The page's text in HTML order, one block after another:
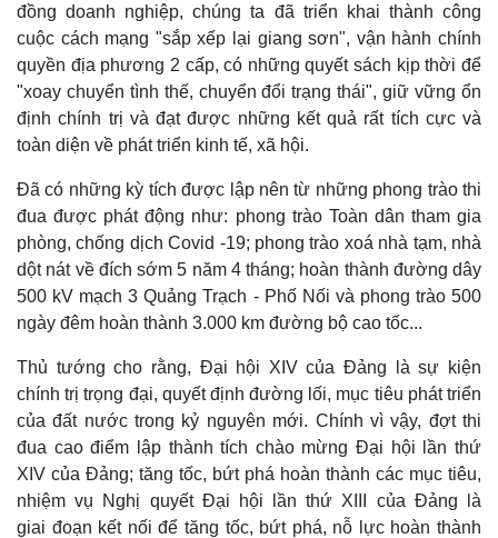
Thế giới
Quan sát
Cuộc sống đó đây
Hồ sơ
Multimedia
Video
Ảnh
E-Magazine
Infographic
đồng doanh nghiệp, chúng ta đã triển khai thành công
cuộc cách mạng "sắp xếp lại giang sơn", vận hành chính
quyền địa phương 2 cấp, có những quyết sách kịp thời để
"xoay chuyển tình thế, chuyển đổi trạng thái", giữ vững ổn
định chính trị và đạt được những kết quả rất tích cực và
toàn diện về phát triển kinh tế, xã hội.
Đã có những kỳ tích được lập nên từ những phong trào thi
đua được phát động như: phong trào Toàn dân tham gia
phòng, chống dịch Covid -19; phong trào xoá nhà tạm, nhà
dột nát về đích sớm 5 năm 4 tháng; hoàn thành đường dây
500 kV mạch 3 Quảng Trạch - Phố Nối và phong trào 500
ngày đêm hoàn thành 3.000 km đường bộ cao tốc...
Thủ tướng cho rằng, Đại hội XIV của Đảng là sự kiện
chính trị trọng đại, quyết định đường lối, mục tiêu phát triển
của đất nước trong kỷ nguyên mới. Chính vì vậy, đợt thi
đua cao điểm lập thành tích chào mừng Đại hội lần thứ
XIV của Đảng; tăng tốc, bứt phá hoàn thành các mục tiêu,
nhiệm vụ Nghị quyết Đại hội lần thứ XIII của Đảng là
giai đoạn kết nối để tăng tốc, bứt phá, nỗ lực hoàn thành